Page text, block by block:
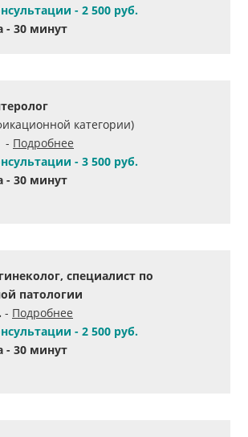
- 2 500 руб.
- 30 минут
категории)
- Подробнее
- 3 500 руб.
- 30 минут
специалист по
патологии
- Подробнее
- 2 500 руб.
- 30 минут